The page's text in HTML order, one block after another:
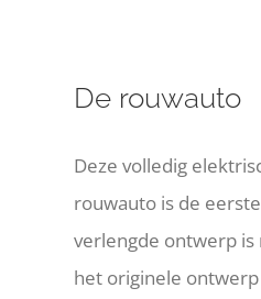
De rouwauto
Deze volledig
rouwauto is de
verlengde ontwerp
het originele